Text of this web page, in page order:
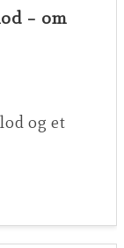
– om
og et